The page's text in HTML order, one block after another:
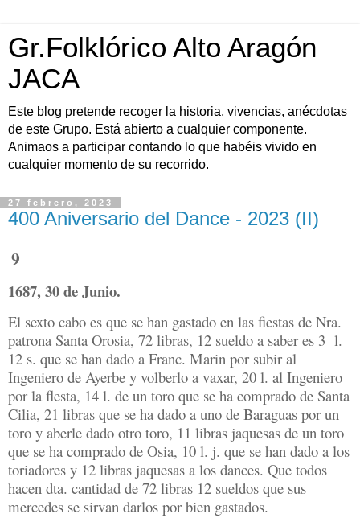
Gr.Folklórico Alto Aragón
JACA
Este blog pretende recoger la historia, vivencias, anécdotas
de este Grupo. Está abierto a cualquier componente.
Animaos a participar contando lo que habéis vivido en
cualquier momento de su recorrido.
27 febrero, 2023
400 Aniversario del Dance - 2023 (II)
9
1687, 30 de Junio.
El sexto cabo es que se han gastado en las fiestas de Nra.
patrona Santa Orosia, 72 libras, 12 sueldo a saber es 3 l.
12 s. que se han dado a Franc. Marin por subir al
Ingeniero de Ayerbe y volberlo a vaxar, 20 l. al Ingeniero
por la flesta, 14 l. de un toro que se ha comprado de Santa
Cilia, 21 libras que se ha dado a uno de Baraguas por un
toro y aberle dado otro toro, 11 libras jaquesas de un toro
que se ha comprado de Osia, 10 l. j. que se han dado a los
toriadores y 12 libras jaquesas a los dances. Que todos
hacen dta. cantidad de 72 libras 12 sueldos que sus
mercedes se sirvan darlos por bien gastados.